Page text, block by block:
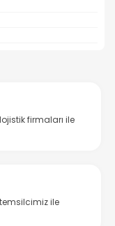
firmaları ile
ile